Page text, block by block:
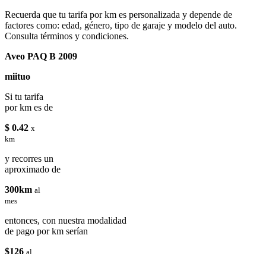
Recuerda que tu tarifa por km es personalizada y depende de
factores como: edad, género, tipo de garaje y modelo del auto.
Consulta términos y condiciones.
Aveo PAQ B 2009
miituo
Si tu tarifa
por km es de
$ 0.42 x
km
y recorres un
aproximado de
300km al
mes
entonces, con nuestra modalidad
de pago por km serían
$126 al